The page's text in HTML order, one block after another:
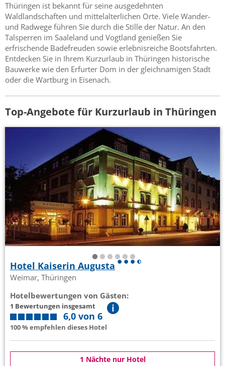
Thüringen ist bekannt für seine ausgedehnten
Waldlandschaften und mittelalterlichen Orte. Viele Wander-
und Radwege führen Sie durch die Stille der Natur. An den
Talsperren im Saaleland und Vogtland genießen Sie
erfrischende Badefreuden sowie erlebnisreiche Bootsfahrten.
Entdecken Sie in Ihrem Kurzurlaub in Thüringen historische
Bauwerke wie den Erfurter Dom in der gleichnamigen Stadt
oder die Wartburg in Eisenach.
Top-Angebote für Kurzurlaub in Thüringen
Hotel Kaiserin Augusta
Weimar, Thüringen
Hotelbewertungen von Gästen:
1 Bewertungen insgesamt
6,0 von 6
100 % empfehlen dieses Hotel
1 Nächte nur Hotel